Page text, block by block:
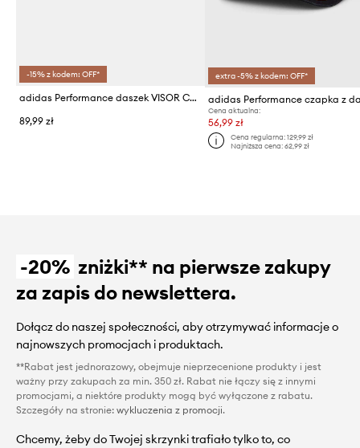
-15% z kodem: OFF*
adidas Performance daszek VISOR CLIMACOOL
89,99 zł
extra -5% z kodem: OFF*
Cena aktualna:
56,99 zł
Cena regularna: 129,99 zł
Najniższa cena: 62,99 zł
-20% zniżki** na pierwsze zakupy
za zapis do newslettera.
Dołącz do naszej społeczności, aby otrzymywać informacje o
najnowszych promocjach i produktach.
**Rabat jest jednorazowy, obejmuje nieprzecenione produkty i jest
ważny przy zakupach za min. 350 zł. Rabat nie łączy się z innymi
promocjami, a niektóre produkty mogą być wyłączone z rabatu.
Szczegóły na stronie: wykluczenia z promocji.
Chcemy, żeby do Twojej skrzynki trafiało tylko to, co